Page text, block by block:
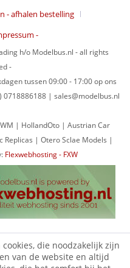
- afhalen bestelling
-
h/o Modelbus.nl - all rights
-
tussen 09:00 - 17:00 op ons
| sales@modelbus.nl
| HollandOto | Austrian Car
Replicas | Otero Sclae Models |
Flexwebhosting - FXW
die noodzakelijk zijn
van de website en altijd